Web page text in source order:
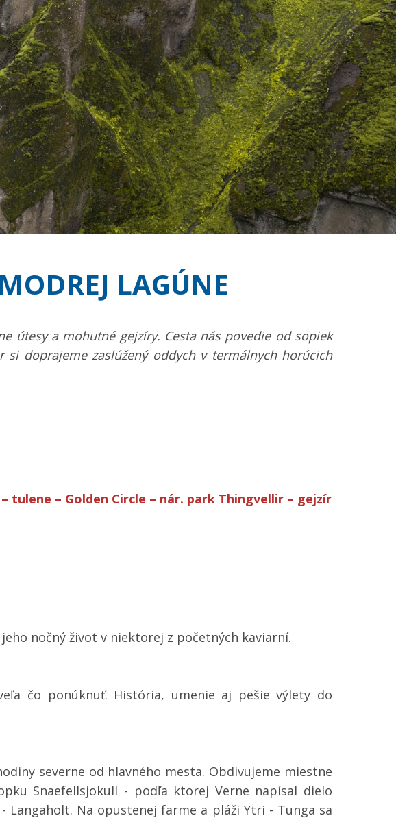
LAGÚNE
útesy a mohutné gejzíry. Cesta nás povedie od sopiek
doprajeme zaslúžený oddych v termálnych horúcich
tulene – Golden Circle – nár. park Thingvellir – gejzír
nočný život v niektorej z početných kaviarní.
čo ponúknuť. História, umenie aj pešie výlety do
severne od hlavného mesta. Obdivujeme miestne
Snaefellsjokull - podľa ktorej Verne napísal dielo
Langaholt. Na opustenej farme a pláži Ytri - Tunga sa